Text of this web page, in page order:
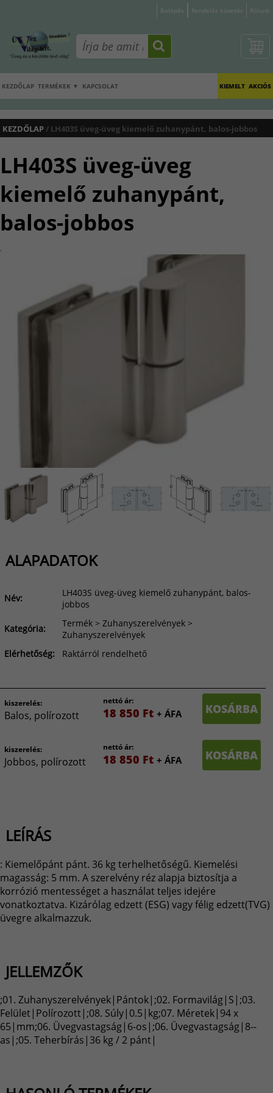
Rólunk
Rendelés követés
Belépés
KEZDŐLAP TERMÉKEK ▼ KAPCSOLAT AKCIÓS
KIEMELT
KEZDŐLAP/ LH403S üveg-üveg kiemelő zuhanypánt, balos-jobbos
LH403S üveg-üveg
kiemelő zuhanypánt,
balos-jobbos
.
ALAPADATOK
Név:
LH403S üveg-üveg kiemelő zuhanypánt, balos-
jobbos
Kategória:
Termék > Zuhanyszerelvények >
Zuhanyszerelvények
Elérhetőség:
Raktárról rendelhető
kiszerelés:
Balos, polírozott
nettó ár:
18 850 Ft + ÁFA KOSÁRBA
kiszerelés:
Jobbos, polírozott
nettó ár:
18 850 Ft + ÁFA KOSÁRBA
LEÍRÁS
: Kiemelőpánt pánt. 36 kg terhelhetőségű. Kiemelési
magasság: 5 mm. A szerelvény réz alapja biztosítja a
korrózió mentességet a használat teljes idejére
vonatkoztatva. Kizárólag edzett (ESG) vagy félig edzett(TVG)
üvegre alkalmazzuk.
JELLEMZŐK
;01. Zuhanyszerelvények|Pántok|;02. Formavilág|S|;03.
Felület|Polírozott|;08. Súly|0.5|kg;07. Méretek|94 x
65|mm;06. Üvegvastagság|6-os|;06. Üvegvastagság|8--
as|;05. Teherbírás|36 kg / 2 pánt|